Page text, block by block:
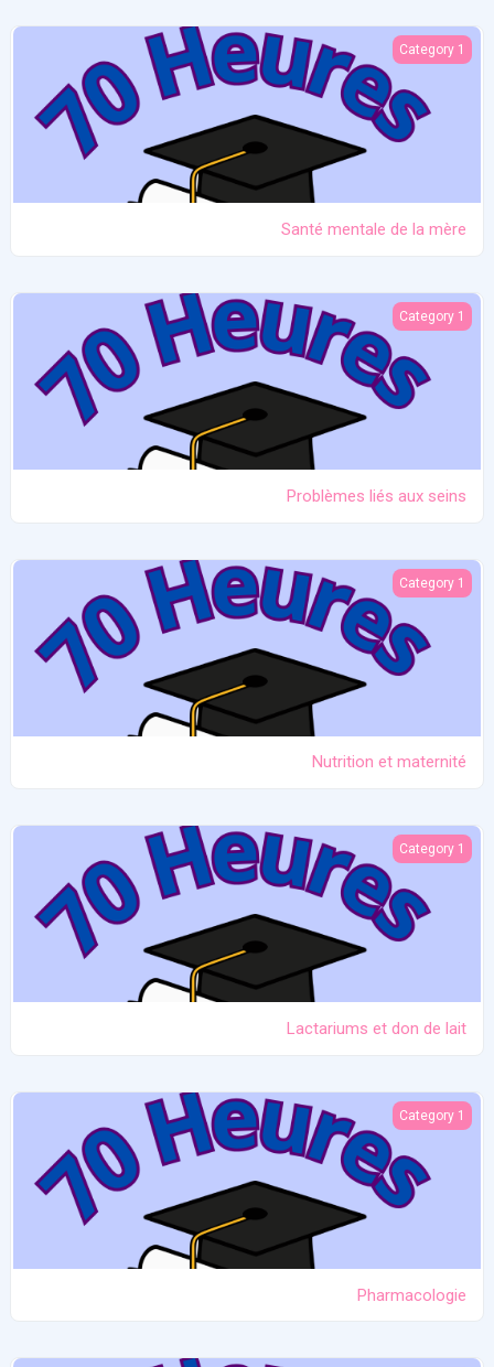
Santé mentale de la mère
Category 1
Santé mentale de la mère
Problèmes liés aux seins
Category 1
Problèmes liés aux seins
Nutrition et maternité
Category 1
Nutrition et maternité
Lactariums et don de lait
Category 1
Lactariums et don de lait
Pharmacologie
Category 1
Pharmacologie